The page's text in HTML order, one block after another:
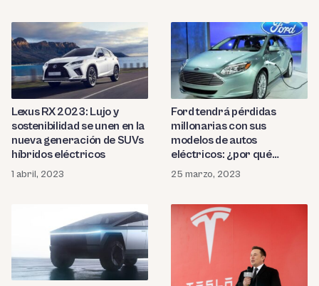
Lexus RX 2023: Lujo y
sostenibilidad se unen en la
nueva generación de SUVs
híbridos eléctricos
1 abril, 2023
Ford tendrá pérdidas
millonarias con sus
modelos de autos
eléctricos: ¿por qué
razón?
25 marzo, 2023